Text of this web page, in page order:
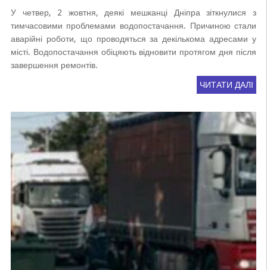
У четвер, 2 жовтня, деякі мешканці Дніпра зіткнулися з
тимчасовими проблемами водопостачання. Причиною стали
аварійні роботи, що проводяться за декількома адресами у
місті. Водопостачання обіцяють відновити протягом дня після
завершення ремонтів.
ЧИТАТИ ДАЛІ